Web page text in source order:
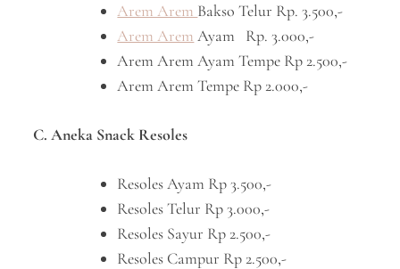
Arem Arem Bakso Telur Rp. 3.500,-
Arem Arem Ayam Rp. 3.000,-
Arem Arem Ayam Tempe Rp 2.500,-
Arem Arem Tempe Rp 2.000,-
C. Aneka Snack Resoles
Resoles Ayam Rp 3.500,-
Resoles Telur Rp 3.000,-
Resoles Sayur Rp 2.500,-
Resoles Campur Rp 2.500,-